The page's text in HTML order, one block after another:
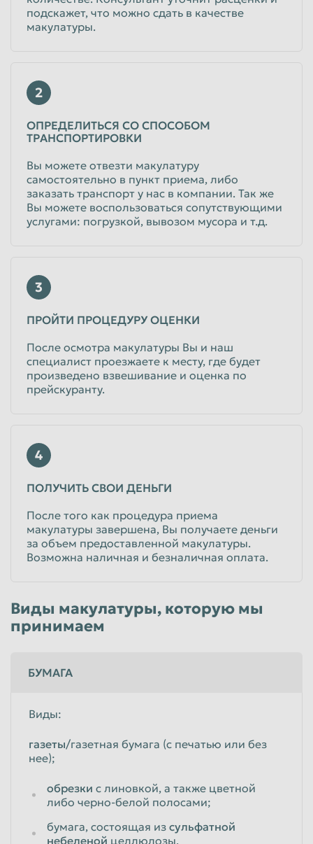
Книги с обложкой
Юридические лица
9 руб/кг
Картон картон с печатью
Физические лица
6 руб/кг
Юридические лица
6 руб/кг
Физические лица
6 руб/кг
Юридические лица
подскажет, что можно сдать в качестве
макулатуры.
2
ОПРЕДЕЛИТЬСЯ СО СПОСОБОМ
ТРАНСПОРТИРОВКИ
Вы можете отвезти макулатуру
самостоятельно в пункт приема, либо
заказать транспорт у нас в компании. Так же
Вы можете воспользоваться сопутствующими
услугами: погрузкой, вывозом мусора и т.д.
3
ПРОЙТИ ПРОЦЕДУРУ ОЦЕНКИ
После осмотра макулатуры Вы и наш
специалист проезжаете к месту, где будет
произведено взвешивание и оценка по
прейскуранту.
4
ПОЛУЧИТЬ СВОИ ДЕНЬГИ
После того как процедура приема
макулатуры завершена, Вы получаете деньги
за объем предоставленной макулатуры.
Возможна наличная и безналичная оплата.
Виды макулатуры, которую мы
принимаем
БУМАГА
Виды:
газеты/газетная бумага (с печатью или без
нее);
обрезки с линовкой, а также цветной
либо черно-белой полосами;
бумага, состоящая из сульфатной
небеленой целлюлозы.